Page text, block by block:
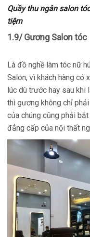
Quầy thu ngân salon
tiệm
1.9/ Gương Salon tóc
Là đồ nghề làm tóc nữ
Salon, vì khách hàng có
lúc dù trước hay sau khi
thì gương không chỉ
của chúng cũng phải
đẳng cấp của nội thất